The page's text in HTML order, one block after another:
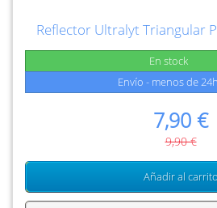
Reflector Ultralyt Triangular
En stock
Envío - menos de 24h
7,90 €
9,90 €
Añadir al